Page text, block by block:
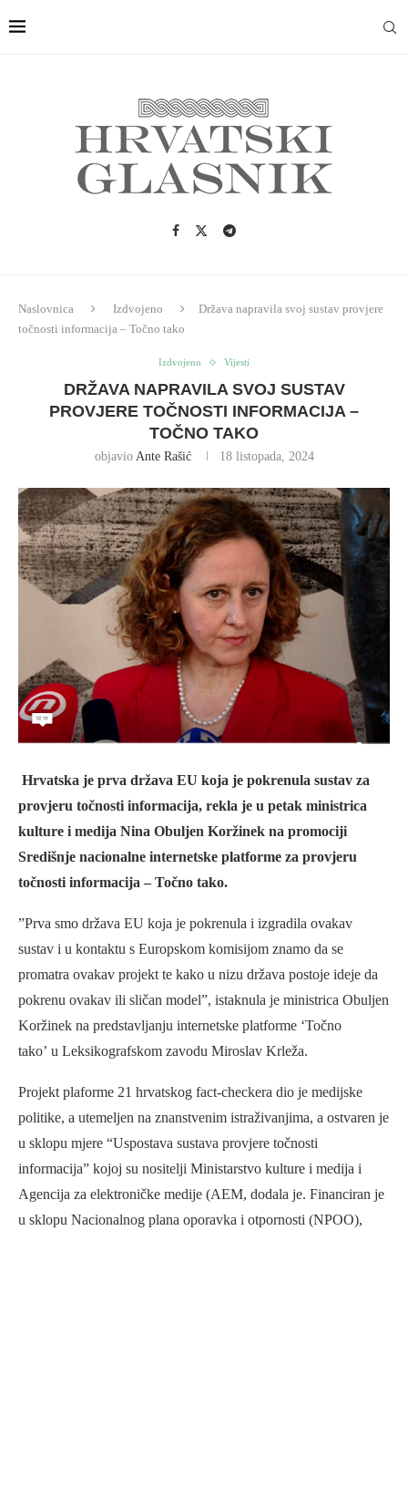
Naslovnica Izdvojeno
Država napravila svoj sustav provjere
točnosti informacija – Točno tako
Izdvojeno Vijesti
DRŽAVA NAPRAVILA SVOJ SUSTAV
PROVJERE TOČNOSTI INFORMACIJA –
TOČNO TAKO
objavio Ante Rašić 18 listopada, 2024
Hrvatska je prva država EU koja je pokrenula sustav za
provjeru točnosti informacija, rekla je u petak ministrica
kulture i medija Nina Obuljen Koržinek na promociji
Središnje nacionalne internetske platforme za provjeru
točnosti informacija – Točno tako.
”Prva smo država EU koja je pokrenula i izgradila ovakav
sustav i u kontaktu s Europskom komisijom znamo da se
promatra ovakav projekt te kako u nizu država postoje ideje da
pokrenu ovakav ili sličan model”, istaknula je ministrica Obuljen
Koržinek na predstavljanju internetske platforme ‘Točno
tako’ u Leksikografskom zavodu Miroslav Krleža.
Projekt plaforme 21 hrvatskog fact-checkera dio je medijske
politike, a utemeljen na znanstvenim istraživanjima, a ostvaren je
u sklopu mjere “Uspostava sustava provjere točnosti
informacija” kojoj su nositelji Ministarstvo kulture i medija i
Agencija za elektroničke medije (AEM, dodala je. Financiran je
u sklopu Nacionalnog plana oporavka i otpornosti (NPOO),